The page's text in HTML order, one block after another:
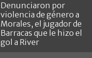
Denunciaron por
violencia de género a
Morales, el jugador de
Barracas que le hizo el
gol a River